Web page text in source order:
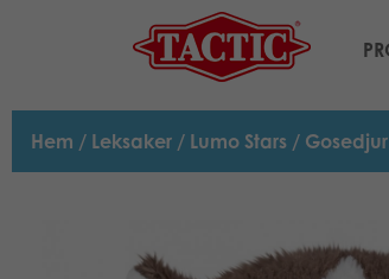
Hem / Leksaker / Lumo Stars / Gosedjur